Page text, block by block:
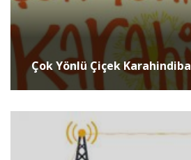
Çok Yönlü Çiçek Karahindiba